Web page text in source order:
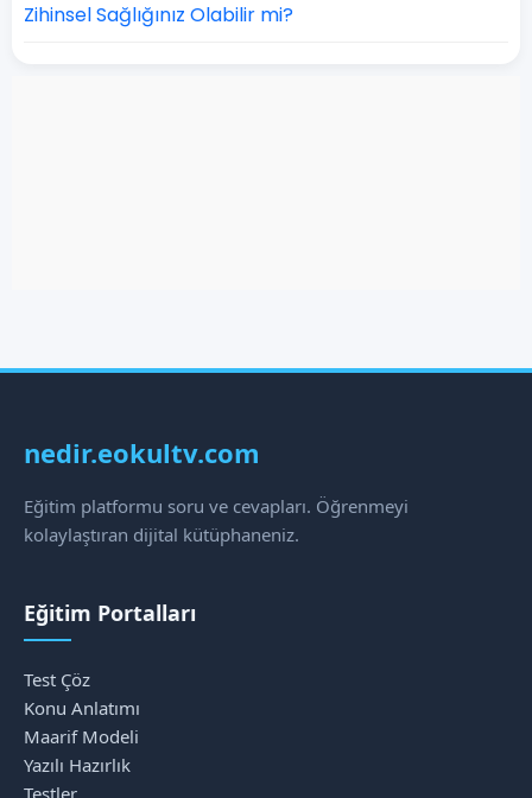
Zihinsel Sağlığınız Olabilir mi?
nedir.eokultv.com
Eğitim platformu soru ve cevapları. Öğrenmeyi
kolaylaştıran dijital kütüphaneniz.
Eğitim Portalları
Test Çöz
Konu Anlatımı
Maarif Modeli
Yazılı Hazırlık
Testler